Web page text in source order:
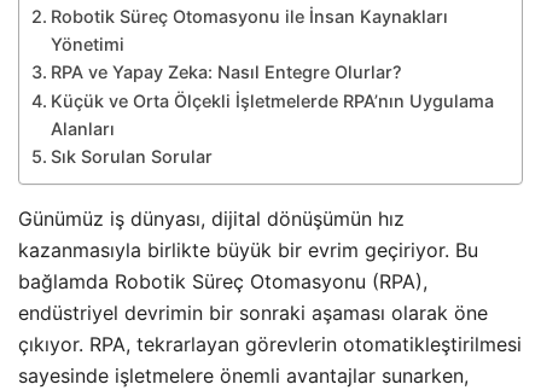
Robotik Süreç Otomasyonu ile İnsan Kaynakları
Yönetimi
RPA ve Yapay Zeka: Nasıl Entegre Olurlar?
Küçük ve Orta Ölçekli İşletmelerde RPA’nın Uygulama
Alanları
Sık Sorulan Sorular
Günümüz iş dünyası, dijital dönüşümün hız
kazanmasıyla birlikte büyük bir evrim geçiriyor. Bu
bağlamda Robotik Süreç Otomasyonu (RPA),
endüstriyel devrimin bir sonraki aşaması olarak öne
çıkıyor. RPA, tekrarlayan görevlerin otomatikleştirilmesi
sayesinde işletmelere önemli avantajlar sunarken,